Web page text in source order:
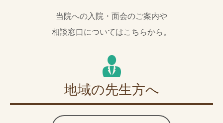
当院への入院・面会のご案内や
相談窓口についてはこちらから。
地域の先生方へ